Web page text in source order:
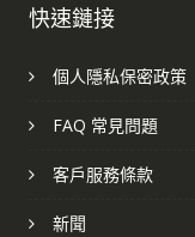
快速鏈接
個人隱私保密政策
FAQ 常見問題
客戶服務條款
新聞